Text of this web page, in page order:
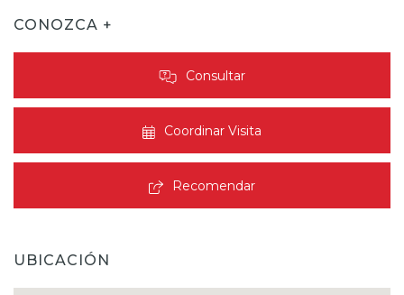
CONOZCA +
Consultar
Coordinar Visita
Recomendar
UBICACIÓN